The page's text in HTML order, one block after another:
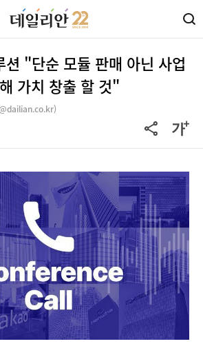
"단순 모듈 판매 아닌 사업
가치 창출 할 것"